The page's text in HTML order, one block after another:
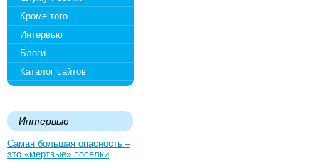
Кроме того
Интервью
Блоги
Каталог сайтов
Интервью
Самая большая опасность –
это «мертвые» поселки